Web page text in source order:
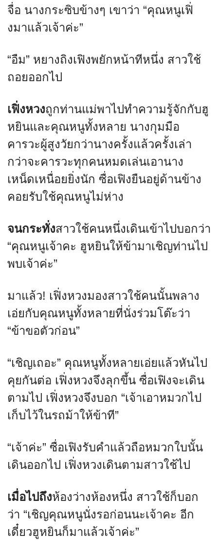
จื่อ นางกระซิบข้างๆ เขาว่า “คุณหนูเฟิ่
งมาแล้วเจ้าค่ะ”
“อืม” หยางถิงเฟิงพยักหน้าทีหนึ่ง สาวใช้
ถอยออกไป
เฟิ่งหวงถูกท่านแม่พาไปทำความรู้จักกับฮู
หยินและคุณหนูทั้งหลาย นางกุมมือ
คารวะผู้สูงวัยกว่านางครั้งแล้วครั้งเล่า
กว่าจะคารวะทุกคนหมดเล่นเอานาง
เหน็ดเหนื่อยยิ่งนัก ซื่อเฟิงยืนอยู่ด้านข้าง
คอยรับใช้คุณหนูไม่ห่าง
จนกระทั่งสาวใช้คนหนึ่งเดินเข้าไปบอกว่า
“คุณหนูเจ้าคะ ฮูหยินให้ข้ามาเชิญท่านไป
พบเจ้าค่ะ”
มาแล้ว! เฟิ่งหวงมองสาวใช้คนนั้นพลาง
เอ่ยกับคุณหนูทั้งหลายที่นั่งร่วมโต๊ะว่า
“ข้าขอตัวก่อน”
“เชิญเถอะ” คุณหนูทั้งหลายเอ่ยแล้วหันไป
คุยกันต่อ เฟิ่งหวงจึงลุกขึ้น ซื่อเฟิงจะเดิน
ตามไป เฟิ่งหวงจึงบอก “เจ้าเอาหมวกไป
เก็บไว้ในรถม้าให้ข้าที”
“เจ้าค่ะ” ซื่อเฟิงรับคำแล้วถือหมวกใบนั้น
เดินออกไป เฟิ่งหวงเดินตามสาวใช้ไป
เมื่อไปถึงห้องว่างห้องหนึ่ง สาวใช้ก็บอก
ว่า “เชิญคุณหนูนั่งรอก่อนนะเจ้าคะ อีก
เดี๋ยวฮูหยินก็มาแล้วเจ้าค่ะ”